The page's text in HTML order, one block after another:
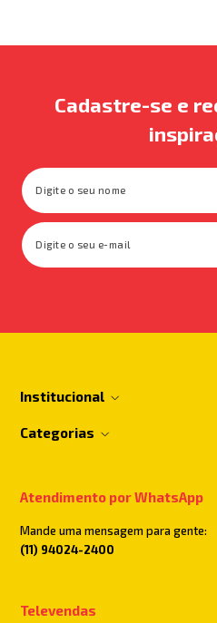
Cadastre-se e
Institucional
Categorias
Atendimento por WhatsApp
Mande uma mensagem para gente:
(11) 94024-2400
Televendas